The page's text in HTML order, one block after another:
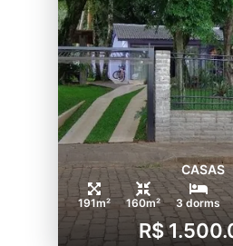
CASAS
191m² 160m² 3 dorms
R$